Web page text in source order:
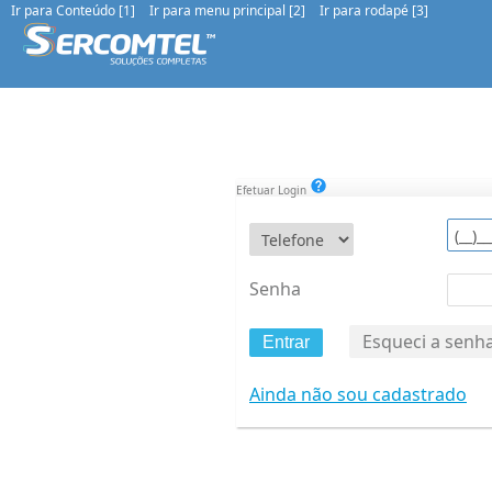
Ir para Conteúdo [1] Ir para menu principal [2] Ir para rodapé [3]
Efetuar Login
Senha
Entrar Esqueci a
Ainda não sou cadastrado